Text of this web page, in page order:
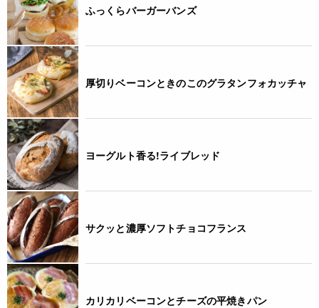
ふっくらバーガーバンズ
厚切りベーコンときのこのグラタンフォカッチャ
ヨーグルト香る!ライブレッド
サクッと濃厚ソフトチョコフランス
カリカリベーコンとチーズの平焼きパン